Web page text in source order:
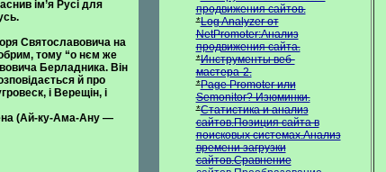
ім’я Русі для
Святославовича на
тому “о нєм же
Берладника. Він
й про
і Верещін, і
(Ай-ку-Ама-Ану —
продвижения сайтов.
*Log Analyzer от
NetPromoter:Анализ
продвижения сайта.
*Инструменты веб-
мастера-2.
*Page Promoter или
Semonitor? Изюминки.
*Статистика и анализ
сайтов.Позиция сайта в
поисковых системах.Анализ
времени загрузки
сайтов.Сравнение